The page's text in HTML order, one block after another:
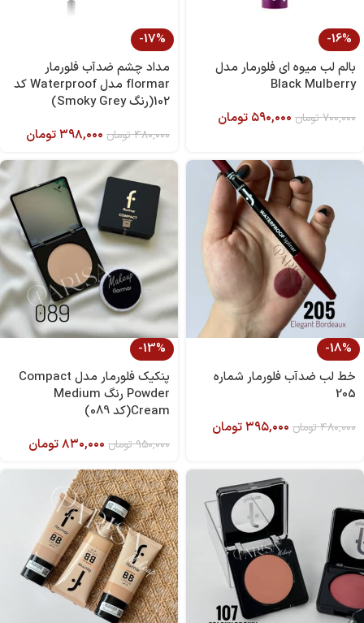
-16%
بالم لب میوه ای فلورمار مدل
Black Mulberry
۷۰۰,۰۰۰تومان ۵۹۰,۰۰۰ تومان
-17%
مداد چشم ضدآب فلورمار
flormar مدل Waterproof کد
102(رنگ Smoky Grey)
۴۸۰,۰۰۰تومان ۳۹۸,۰۰۰تومان
-18%
خط لب ضدآب فلورمار شماره
205
۴۸۰,۰۰۰تومان ۳۹۵,۰۰۰تومان
-13%
پنکیک فلورمار مدل Compact
Powder رنگ Medium
Cream(کد 089)
۹۵۰,۰۰۰تومان ۸۳۰,۰۰۰تومان